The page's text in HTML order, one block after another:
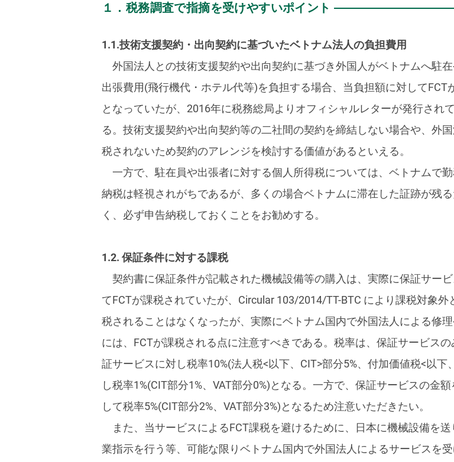
１．税務調査で指摘を受けやすいポイント
1.1.技術支援契約・出向契約に基づいたベトナム法人の負担費用
外国法人との技術支援契約や出向契約に基づき外国人がベトナムへ駐
出張費用(飛行機代・ホテル代等)を負担する場合、当負担額に対して
となっていたが、2016年に税務総局よりオフィシャルレターが発行され
る。技術支援契約や出向契約等の二社間の契約を締結しない場合や、外
税されないため契約のアレンジを検討する価値があるといえる。
一方で、駐在員や出張者に対する個人所得税については、ベトナムで
納税は軽視されがちであるが、多くの場合ベトナムに滞在した証跡が残
く、必ず申告納税しておくことをお勧めする。
1.2. 保証条件に対する課税
契約書に保証条件が記載された機械設備等の購入は、実際に保証サー
てFCTが課税されていたが、Circular 103/2014/TT-BTC により課税対象
税されることはなくなったが、実際にベトナム国内で外国法人による修
には、FCTが課税される点に注意すべきである。税率は、保証サービス
証サービスに対し税率10%(法人税<以下、CIT>部分5%、付加価値税<以
し税率1%(CIT部分1%、VAT部分0%)となる。一方で、保証サービスの金
して税率5%(CIT部分2%、VAT部分3%)となるため注意いただきたい。
また、当サービスによるFCT課税を避けるために、日本に機械設備を
業指示を行う等、可能な限りベトナム国内で外国法人によるサービスを受